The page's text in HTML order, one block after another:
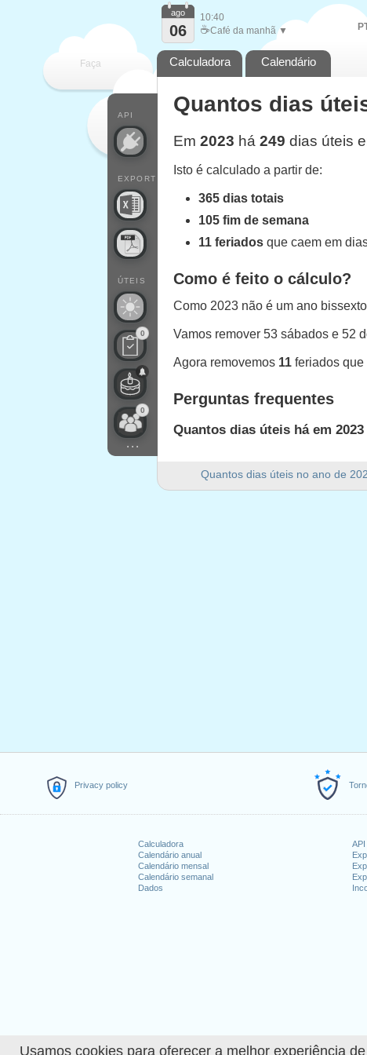
Usamos cookies para oferecer a melhor experiência
Privacy policy
Calculadora
Calendário anual
Calendário mensal
Calendário semanal
Dados
Faça
cada
API
EXPORT
ÚTEIS
0
0
...
ago
06
10:40
☕Café da manhã ▼
Calculadora Calendário
Quantos dias úteis no ano de
Quantos dias
Em 2023 há 249 dias úteis
Isto é calculado a partir de:
365 dias totais
105 fim de semana
11 feriados que caem em
Como é feito o cálculo?
Como 2023 não é um ano
Vamos remover 53 sábados e 52
Agora removemos 11 feriados que
Perguntas frequentes
Quantos dias úteis há em
Quantos dias de fim de
: segunda-feira,
: segunda-feira,
9.Veterans Day (observance):
11.
: segunda-feira,
Feriados que caem no